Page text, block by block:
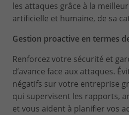
les attaques grâce à la
artificielle et humaine, de sa
Gestion proactive en termes
Renforcez votre sécurité et
d’avance face aux attaques.
négatifs sur votre entreprise
qui supervisent les rapports,
et vous aident à planifier vos